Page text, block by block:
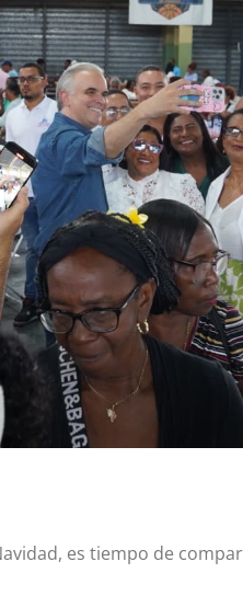
es tiempo de